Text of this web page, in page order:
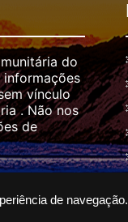
de navegação.
do
vínculo
. Não nos
de